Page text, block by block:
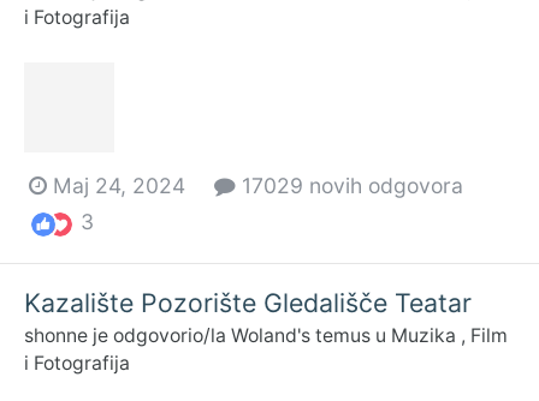
i Fotografija
Maj 24, 2024
17029 novih odgovora
3
Kazalište Pozorište Gledališče Teatar
shonne je odgovorio/la Woland's temus u Muzika , Film
i Fotografija